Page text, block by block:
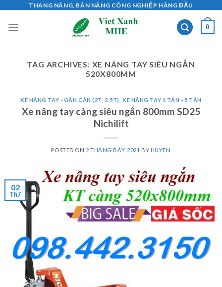
content
THANG NÂNG, BÀN NÂNG CÔNG NGHIỆP HÀNG ĐẦU
0
TAG ARCHIVES: XE NÂNG TAY SIÊU NGẮN
520X800MM
XE NÂNG TAY - GẮN CÂN (2T, 2.5T) ,XE NÂNG TAY 1 TẤN - 5 TẤN
Xe nâng tay càng siêu ngắn 800mm SD25
Nichilift
POSTED ON 2 THÁNG BẢY, 2021 BY HUYEN
02
Th7